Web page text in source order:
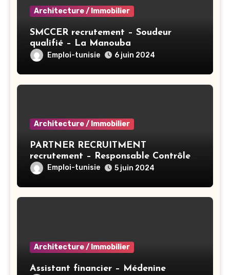
Architecture / Immobilier
SMCCER recrutement – Soudeur
qualifié – La Manouba
Emploi-tunisie 6 juin 2024
Architecture / Immobilier
PARTNER RECRUITMENT
recrutement – Responsable Contrôle
De Gestion/Consolidation – Tunis
Emploi-tunisie 5 juin 2024
Architecture / Immobilier
Assistant financier – Médenine